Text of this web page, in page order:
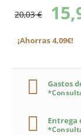
20,03 €
¡Ahorras 4,09€!
Gastos
Entrega